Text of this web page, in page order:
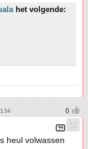
het volgende:
heul volwassen